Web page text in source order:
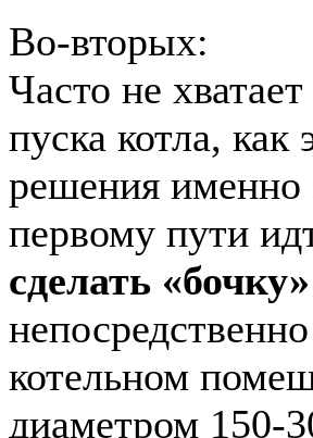
Во-вторых:
Часто не
пуска котла,
решения именно
первому пути
сделать «бочку»
непосредственно
котельном
диаметром 150-